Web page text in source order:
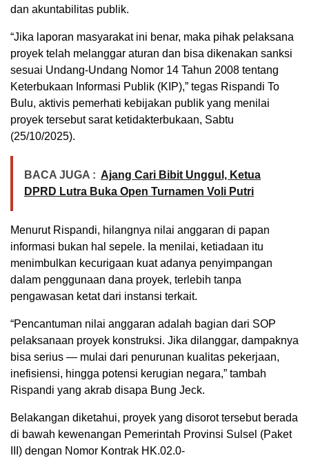
dan akuntabilitas publik.
“Jika laporan masyarakat ini benar, maka pihak pelaksana
proyek telah melanggar aturan dan bisa dikenakan sanksi
sesuai Undang-Undang Nomor 14 Tahun 2008 tentang
Keterbukaan Informasi Publik (KIP),” tegas Rispandi To
Bulu, aktivis pemerhati kebijakan publik yang menilai
proyek tersebut sarat ketidakterbukaan, Sabtu
(25/10/2025).
BACA JUGA : Ajang Cari Bibit Unggul, Ketua
DPRD Lutra Buka Open Turnamen Voli Putri
Menurut Rispandi, hilangnya nilai anggaran di papan
informasi bukan hal sepele. Ia menilai, ketiadaan itu
menimbulkan kecurigaan kuat adanya penyimpangan
dalam penggunaan dana proyek, terlebih tanpa
pengawasan ketat dari instansi terkait.
“Pencantuman nilai anggaran adalah bagian dari SOP
pelaksanaan proyek konstruksi. Jika dilanggar, dampaknya
bisa serius — mulai dari penurunan kualitas pekerjaan,
inefisiensi, hingga potensi kerugian negara,” tambah
Rispandi yang akrab disapa Bung Jeck.
Belakangan diketahui, proyek yang disorot tersebut berada
di bawah kewenangan Pemerintah Provinsi Sulsel (Paket
III) dengan Nomor Kontrak HK.02.0-